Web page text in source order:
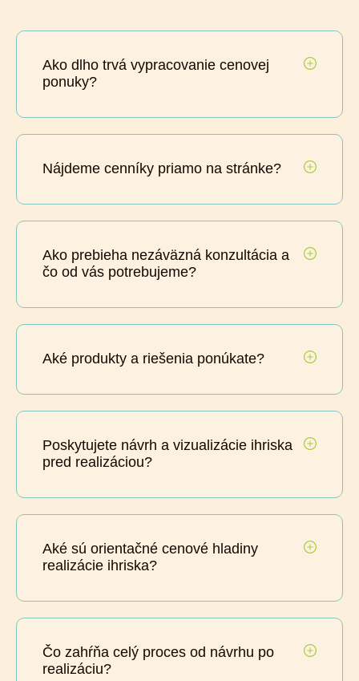
Ako dlho trvá vypracovanie cenovej
ponuky?
Nájdeme cenníky priamo na stránke?
Ako prebieha nezáväzná konzultácia a
čo od vás potrebujeme?
Aké produkty a riešenia ponúkate?
Poskytujete návrh a vizualizácie ihriska
pred realizáciou?
Aké sú orientačné cenové hladiny
realizácie ihriska?
Čo zahŕňa celý proces od návrhu po
realizáciu?